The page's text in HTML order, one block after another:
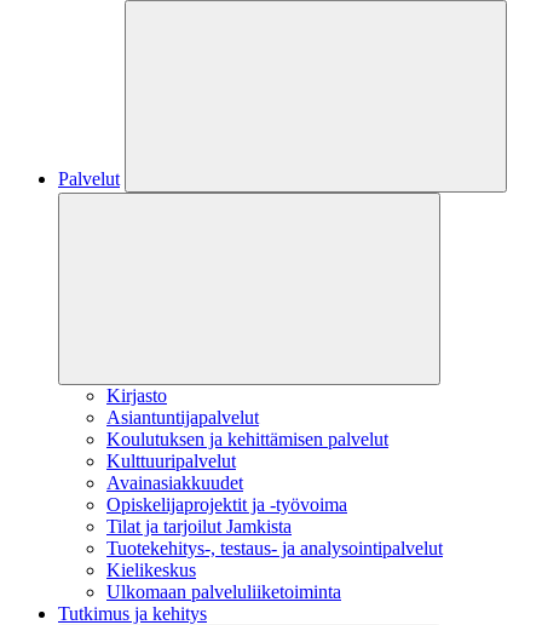
Palvelut
Kirjasto
Asiantuntijapalvelut
Koulutuksen ja kehittämisen palvelut
Kulttuuripalvelut
Avainasiakkuudet
Opiskelijaprojektit​ ja -työvoima
Tilat ja tarjoilut Jamkista
Tuotekehitys-, testaus- ja analysointipalvelut
Kielikeskus
Ulkomaan palveluliiketoiminta
Tutkimus ja kehitys